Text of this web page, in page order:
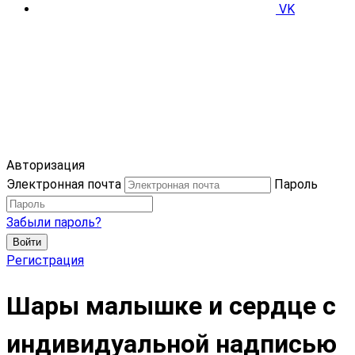
VK
Авторизация
Электронная почта
Пароль
Забыли пароль?
Войти
Регистрация
Шары малышке и сердце с
индивидуальной надписью